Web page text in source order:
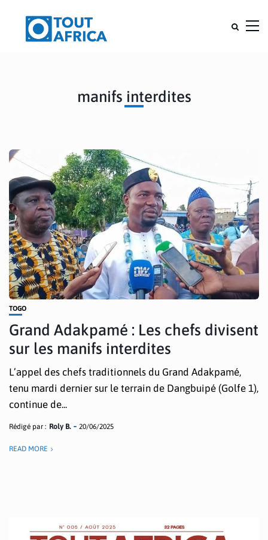
manifs interdites
TOGO
Grand Adakpamé : Les chefs divisent
sur les manifs interdites
L’appel des chefs traditionnels du Grand Adakpamé,
tenu mardi dernier sur le terrain de Dangbuipé (Golfe 1),
continue de...
Rédigé par : Roly B. 20/06/2025
READ MORE